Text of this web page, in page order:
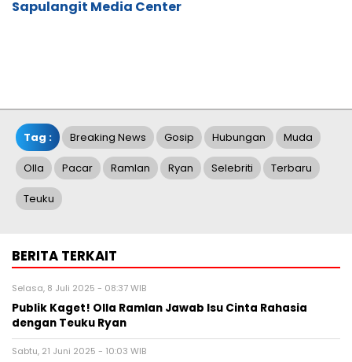
Sapulangit Media Center
Tag : Breaking News Gosip Hubungan Muda
Olla Pacar Ramlan Ryan Selebriti Terbaru
Teuku
BERITA TERKAIT
Selasa, 8 Juli 2025 - 08:37 WIB
Publik Kaget! Olla Ramlan Jawab Isu Cinta Rahasia
dengan Teuku Ryan
Sabtu, 21 Juni 2025 - 10:03 WIB